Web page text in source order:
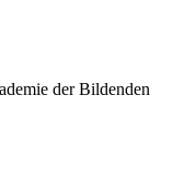
der Bildenden